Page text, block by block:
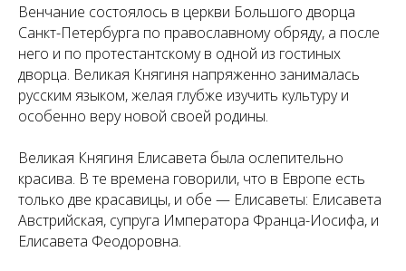
Венчание состоялось в церкви Большого дворца
Санкт-Петербурга по православному обряду, а после
него и по протестантскому в одной из гостиных
дворца. Великая Княгиня напряженно занималась
русским языком, желая глубже изучить культуру и
особенно веру новой своей родины.
Великая Княгиня Елисавета была ослепительно
красива. В те времена говорили, что в Европе есть
только две красавицы, и обе — Елисаветы: Елисавета
Австрийская, супруга Императора Франца-Иосифа, и
Елисавета Феодоровна.